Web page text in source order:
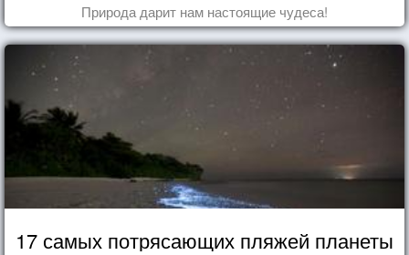
Природа дарит нам настоящие чудеса!
17 самых потрясающих пляжей планеты